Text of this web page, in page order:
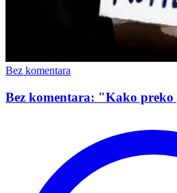
Bez komentara
Bez komentara: "Kako preko